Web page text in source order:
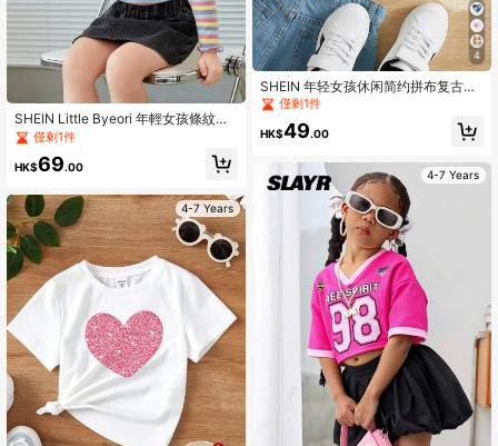
SHEIN Little Byeori 年輕女孩條紋花
卉修補萵苣邊t恤
僅剩1件
HK$69.00
4-7 Years
4
SHEIN 年轻女孩休闲简约拼布复古街
头心形图案圆领背心，适合夏季
僅剩1件
HK$49.00
4-7 Years